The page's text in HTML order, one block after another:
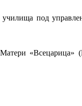
под
«Всецарица»